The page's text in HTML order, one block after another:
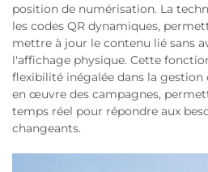
position de numérisation. La
les codes QR dynamiques,
mettre à jour le contenu lié sans
l'affichage physique. Cette
flexibilité inégalée dans la gestion
en œuvre des campagnes,
temps réel pour répondre aux
changeants.